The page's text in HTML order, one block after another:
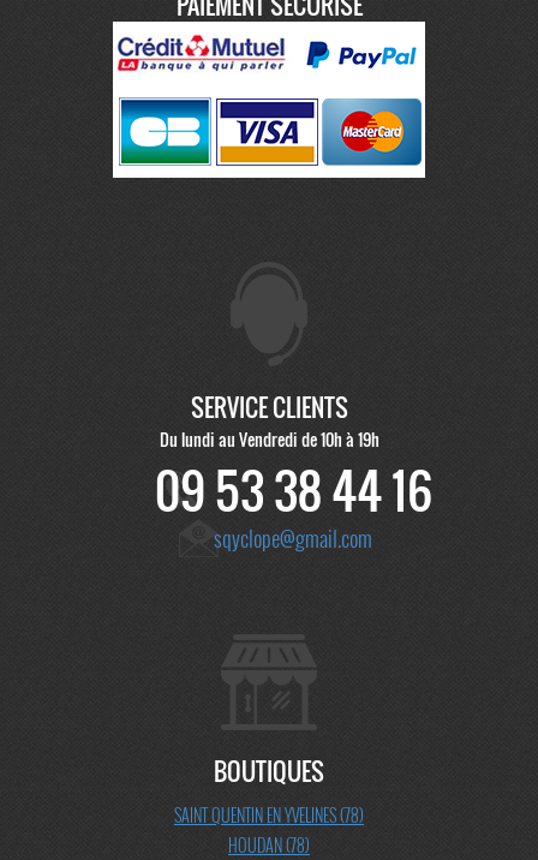
SERVICE CLIENTS
Du lundi au Vendredi de 10h à 19h
09 53 38 44 16
sqyclope@gmail.com
BOUTIQUES
SAINT QUENTIN EN YVELINES (78)
HOUDAN (78)